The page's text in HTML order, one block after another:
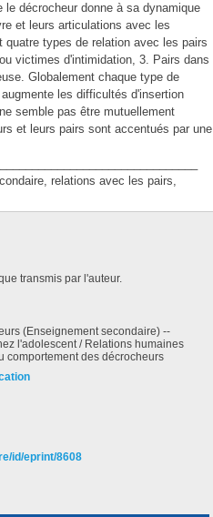
décrocheur donne à sa dynamique
et leurs articulations avec les
types de relation avec les pairs
victimes d'intimidation, 3. Pairs dans
Globalement chaque type de
les difficultés d'insertion
semble pas être mutuellement
et leurs pairs sont accentués par une
relations avec les pairs,
transmis par l'auteur.
(Enseignement secondaire) --
l'adolescent / Relations humaines
comportement des décrocheurs
id/eprint/8608